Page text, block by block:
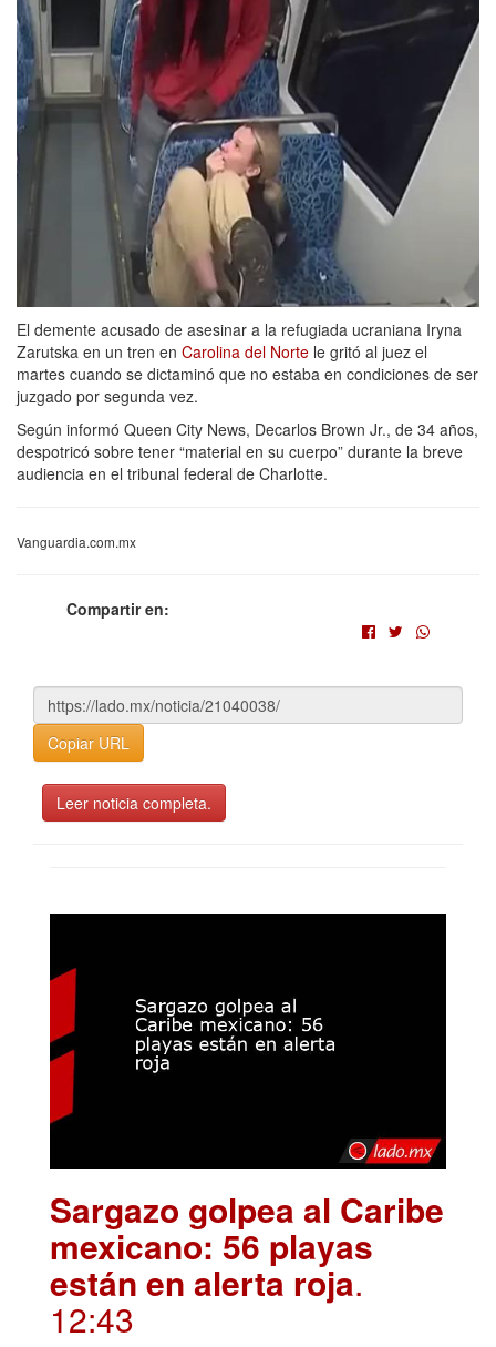
El demente acusado de asesinar a la refugiada ucraniana Iryna
Zarutska en un tren en Carolina del Norte le gritó al juez el
martes cuando se dictaminó que no estaba en condiciones de ser
juzgado por segunda vez.
Según informó Queen City News, Decarlos Brown Jr., de 34 años,
despotricó sobre tener “material en su cuerpo” durante la breve
audiencia en el tribunal federal de Charlotte.
Vanguardia.com.mx
Compartir en:
Copiar URL
Leer noticia completa.
Sargazo golpea al Caribe
mexicano: 56 playas
están en alerta roja.
12:43